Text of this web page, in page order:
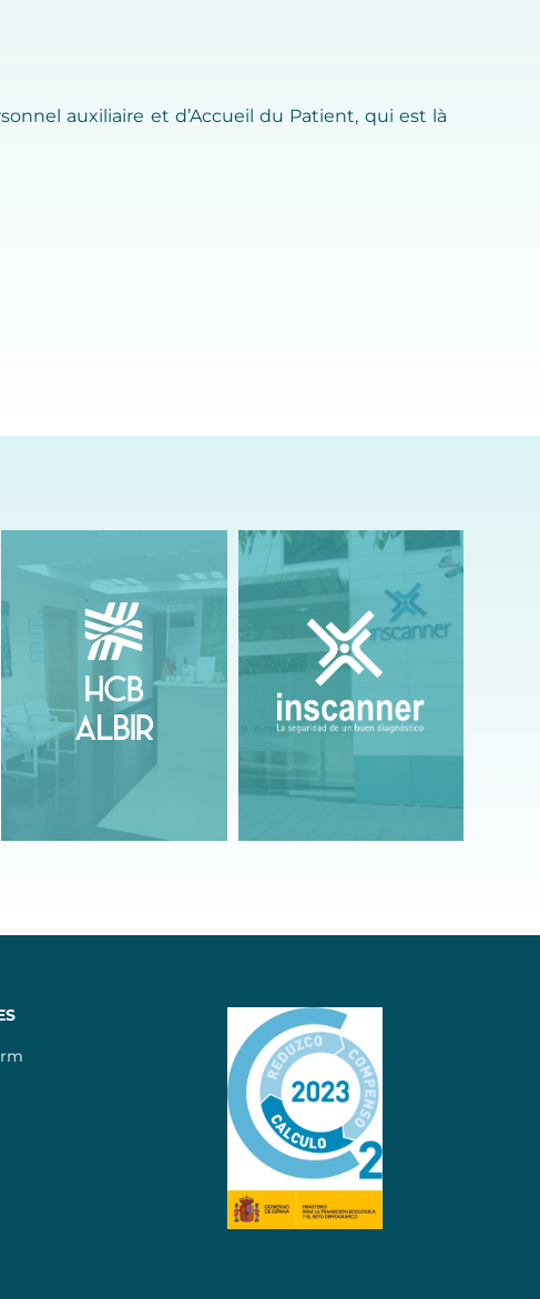
auxiliaire et d’Accueil du Patient, qui est là